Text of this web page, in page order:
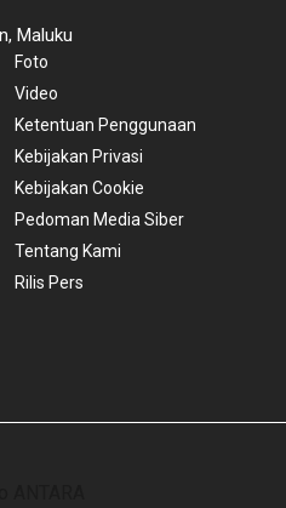
Maluku
Foto
Video
Ketentuan Penggunaan
Kebijakan Privasi
Kebijakan Cookie
Pedoman Media Siber
Tentang Kami
Rilis Pers